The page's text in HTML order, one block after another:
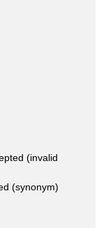
(invalid
(synonym)